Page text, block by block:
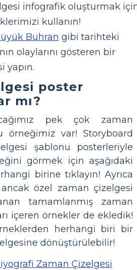
infografik oluşturmak
kullanın!
Buhran gibi tarihteki
olaylarını gösteren bir
yapın.
poster
mı?
pek çok zaman
örneğimiz var! Storyboard
şablonu posterleriyle
görmek için aşağıdaki
birine tıklayın! Ayrıca
özel zaman çizelgesi
tamamlanmış zaman
içeren örnekler de ekledik!
herhangi biri bir
dönüştürülebilir!
Zaman Çizelgesi